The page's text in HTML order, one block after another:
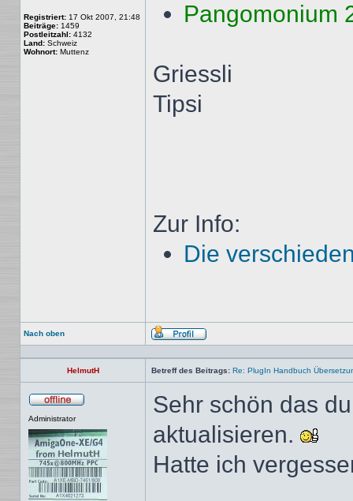
Registriert: 17 Okt 2007, 21:48
Beiträge: 1459
Postleitzahl: 4132
Land: Schweiz
Wohnort: Muttenz
Pangomonium
Griessli
Tipsi
Zur Info:
Die
Nach oben
Profil
HelmutH Betreff des Beitrags: Re: PlugIn Handbuch
Administrator
Sehr schön das
aktualisieren.
Hatte ich